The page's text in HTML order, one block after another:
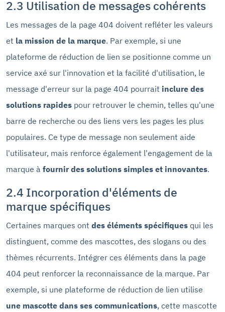
2.3 Utilisation de messages cohérents
Les messages de la page 404 doivent refléter les valeurs
et la mission de la marque. Par exemple, si une
plateforme de réduction de lien se positionne comme un
service axé sur l'innovation et la facilité d'utilisation, le
message d'erreur sur la page 404 pourrait inclure des
solutions rapides pour retrouver le chemin, telles qu'une
barre de recherche ou des liens vers les pages les plus
populaires. Ce type de message non seulement aide
l'utilisateur, mais renforce également l'engagement de la
marque à fournir des solutions simples et innovantes.
2.4 Incorporation d'éléments de
marque spécifiques
Certaines marques ont des éléments spécifiques qui les
distinguent, comme des mascottes, des slogans ou des
thèmes récurrents. Intégrer ces éléments dans la page
404 peut renforcer la reconnaissance de la marque. Par
exemple, si une plateforme de réduction de lien utilise
une mascotte dans ses communications, cette mascotte